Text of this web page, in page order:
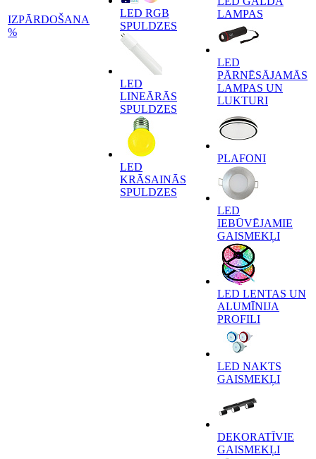
IZPĀRDOŠANA
%
LED RGB
SPULDZES
LED
LINEĀRĀS
SPULDZES
LED
KRĀSAINĀS
SPULDZES
LAMPAS
LED
PĀRNĒSĀJAMĀS
LAMPAS UN
LUKTURI
PLAFONI
LED
IEBŪVĒJAMIE
GAISMEKĻI
LED LENTAS UN
ALUMĪNIJA
PROFILI
LED NAKTS
GAISMEKĻI
DEKORATĪVIE
GAISMEKĻI